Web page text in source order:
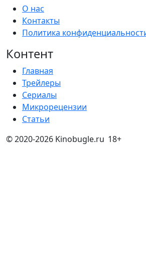
О нас
Контакты
Политика
Контент
Главная
Трейлеры
Сериалы
Микрорецензии
Статьи
© 2020-2026 Kinobugle.ru 18+